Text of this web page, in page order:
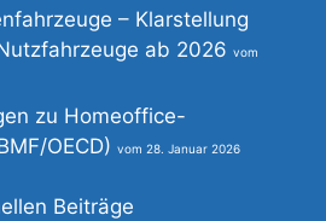
– Klarstellung
ab 2026
zu Homeoffice-
OECD)
28. Januar 2026
Beiträge